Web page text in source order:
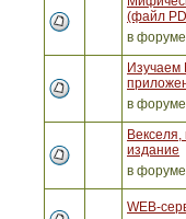
(файл
в форуме
Изучаем
в форуме
издание
в форуме
WEB-